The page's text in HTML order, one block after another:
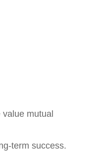
value mutual
term success.